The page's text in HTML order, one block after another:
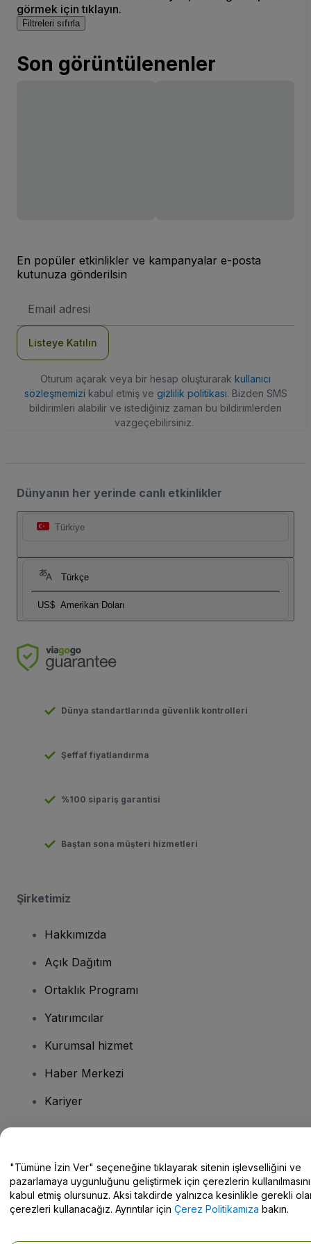
görmek için tıklayın.
Filtreleri sıfırla
Son görüntülenenler
En popüler etkinlikler ve kampanyalar e-posta
kutunuza gönderilsin
posta
Listeye Katılın
Oturum açarak veya bir hesap oluşturarak kullanıcı
sözleşmemizi kabul etmiş ve gizlilik politikası. Bizden SMS
bildirimleri alabilir ve istediğiniz zaman bu bildirimlerden
vazgeçebilirsiniz.
Dünyanın her yerinde canlı etkinlikler
Türkiye
Türkçe
US$ Amerikan Doları
Dünya standartlarında güvenlik kontrolleri
Şeffaf fiyatlandırma
%100 sipariş garantisi
Baştan sona müşteri hizmetleri
Şirketimiz
Hakkımızda
Açık Dağıtım
Ortaklık Programı
Yatırımcılar
Kurumsal hizmet
Haber Merkezi
Kariyer
Yardım Merkezi / Bize Ulaşın
"Tümüne İzin Ver" seçeneğine tıklayarak sitenin işlevselliğini ve
pazarlamaya uygunluğunu geliştirmek için çerezlerin kullanılmasını
kabul etmiş olursunuz. Aksi takdirde yalnızca kesinlikle gerekli
çerezleri kullanacağız. Ayrıntılar için Çerez Politikamıza bakın.